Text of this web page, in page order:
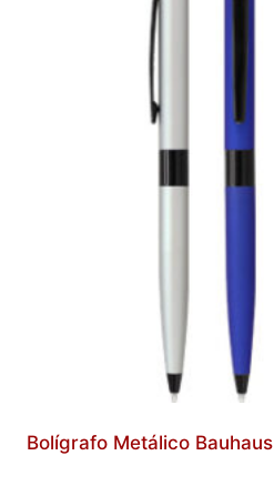
Bolígrafo Metálico Bauhaus